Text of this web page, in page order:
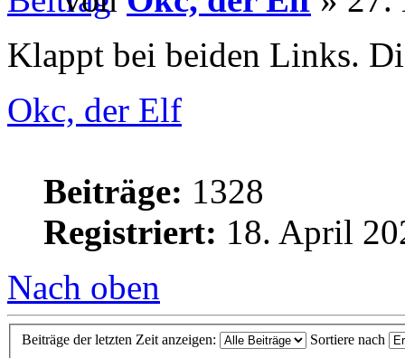
Klappt bei beiden Links.
Okc, der Elf
Beiträge: 1328
Registriert: 18. April
Nach oben
Beiträge der letzten Zeit anzeigen: Sortiere nach